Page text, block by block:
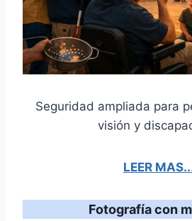
Seguridad ampliada para
visión y
LEER MAS..
Fotografía con